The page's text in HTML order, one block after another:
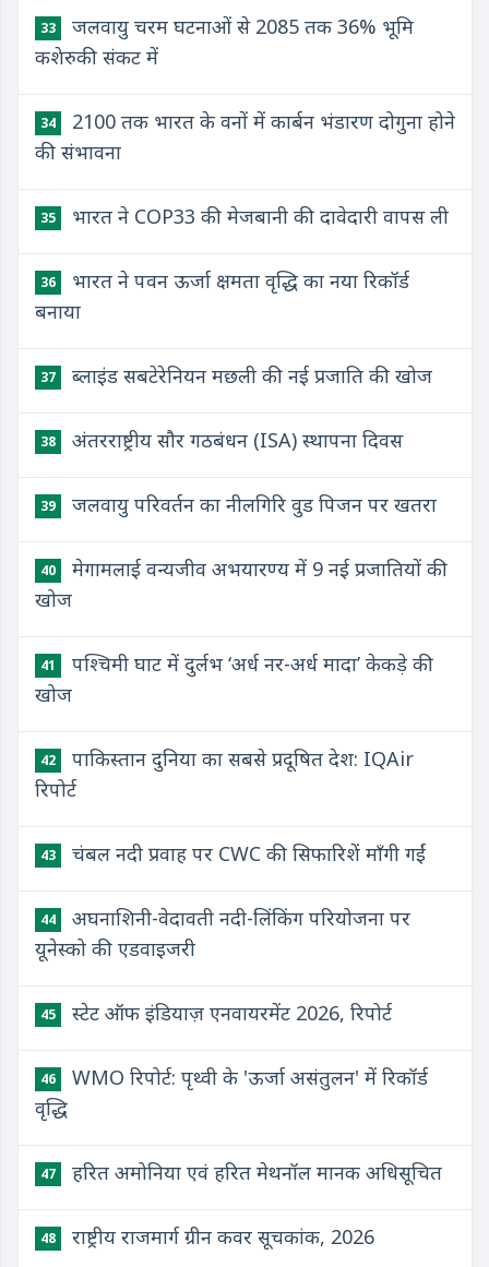
33
जलवायु चरम घटनाओं से 2085 तक 36% भूमि
कशेरुकी संकट में
34
2100 तक भारत के वनों में कार्बन भंडारण दोगुना होने
की संभावना
35 भारत ने COP33 की मेजबानी की दावेदारी वापस ली
36
भारत ने पवन ऊर्जा क्षमता वृद्धि का नया रिकॉर्ड
बनाया
37 ब्लाइंड सबटेरेनियन मछली की नई प्रजाति की खोज
38 अंतरराष्ट्रीय सौर गठबंधन (ISA) स्थापना दिवस
39 जलवायु परिवर्तन का नीलगिरि वुड पिजन पर खतरा
40
मेगामलाई वन्यजीव अभयारण्य में 9 नई प्रजातियों की
खोज
41
पश्चिमी घाट में दुर्लभ ‘अर्ध नर-अर्ध मादा’ केकड़े की
खोज
42
पाकिस्तान दुनिया का सबसे प्रदूषित देश: IQAir
रिपोर्ट
43 चंबल नदी प्रवाह पर CWC की सिफारिशें माँगी गईं
44
अघनाशिनी-वेदावती नदी-लिंकिंग परियोजना पर
यूनेस्को की एडवाइजरी
45 स्टेट ऑफ इंडियाज़ एनवायरमेंट 2026, रिपोर्ट
46
WMO रिपोर्ट: पृथ्वी के 'ऊर्जा असंतुलन' में रिकॉर्ड
वृद्धि
47 हरित अमोनिया एवं हरित मेथनॉल मानक अधिसूचित
48 राष्ट्रीय राजमार्ग ग्रीन कवर सूचकांक, 2026